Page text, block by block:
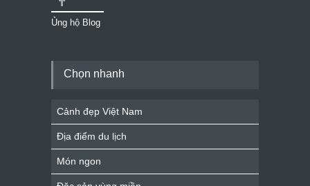
Ủng hộ Blog
Chọn nhanh
Cảnh đẹp Việt Nam
Địa điểm du lịch
Món ngon